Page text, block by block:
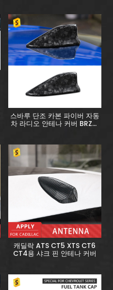
스바루 단조 카본 파이버 자동
차 라디오 안테나 커버 BRZ용
캐딜락 ATS CT5 XTS CT6
CT4용 샤크 핀 안테나 커버